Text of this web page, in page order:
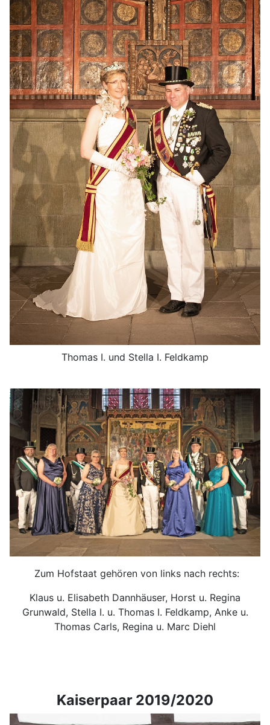
Thomas I. und Stella I. Feldkamp
Zum Hofstaat gehören von links nach rechts:
Klaus u. Elisabeth Dannhäuser, Horst u. Regina
Grunwald, Stella I. u. Thomas I. Feldkamp, Anke u.
Thomas Carls, Regina u. Marc Diehl
Kaiserpaar 2019/2020